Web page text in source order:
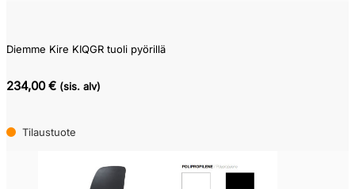
toimitusaikaa (3)
Tilaustuote
Diemme Kire KIQGR tuoli pyörillä
234,00 € (sis. alv)
Tilaustuote